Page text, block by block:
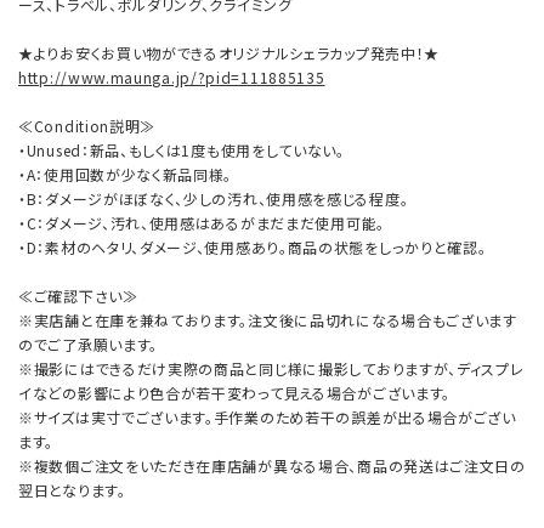
ース、トラベル、ボルダリング、クライミング
★よりお安くお買い物ができるオリジナルシェラカップ発売中！★
http://www.maunga.jp/?pid=111885135
≪Condition説明≫
・Unused：新品、もしくは1度も使用をしていない。
・A：使用回数が少なく新品同様。
・B：ダメージがほぼなく、少しの汚れ、使用感を感じる程度。
・C：ダメージ、汚れ、使用感はあるがまだまだ使用可能。
・D：素材のヘタリ、ダメージ、使用感あり。商品の状態をしっかりと確認。
≪ご確認下さい≫
※実店舗と在庫を兼ねております。注文後に品切れになる場合もございます
のでご了承願います。
※撮影にはできるだけ実際の商品と同じ様に撮影しておりますが、ディスプレ
イなどの影響により色合が若干変わって見える場合がございます。
※サイズは実寸でございます。手作業のため若干の誤差が出る場合がござい
ます。
※複数個ご注文をいただき在庫店舗が異なる場合、商品の発送はご注文日の
翌日となります。